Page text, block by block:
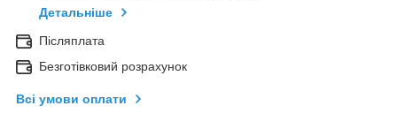
Детальніше
Післяплата
Безготівковий розрахунок
Всі умови оплати